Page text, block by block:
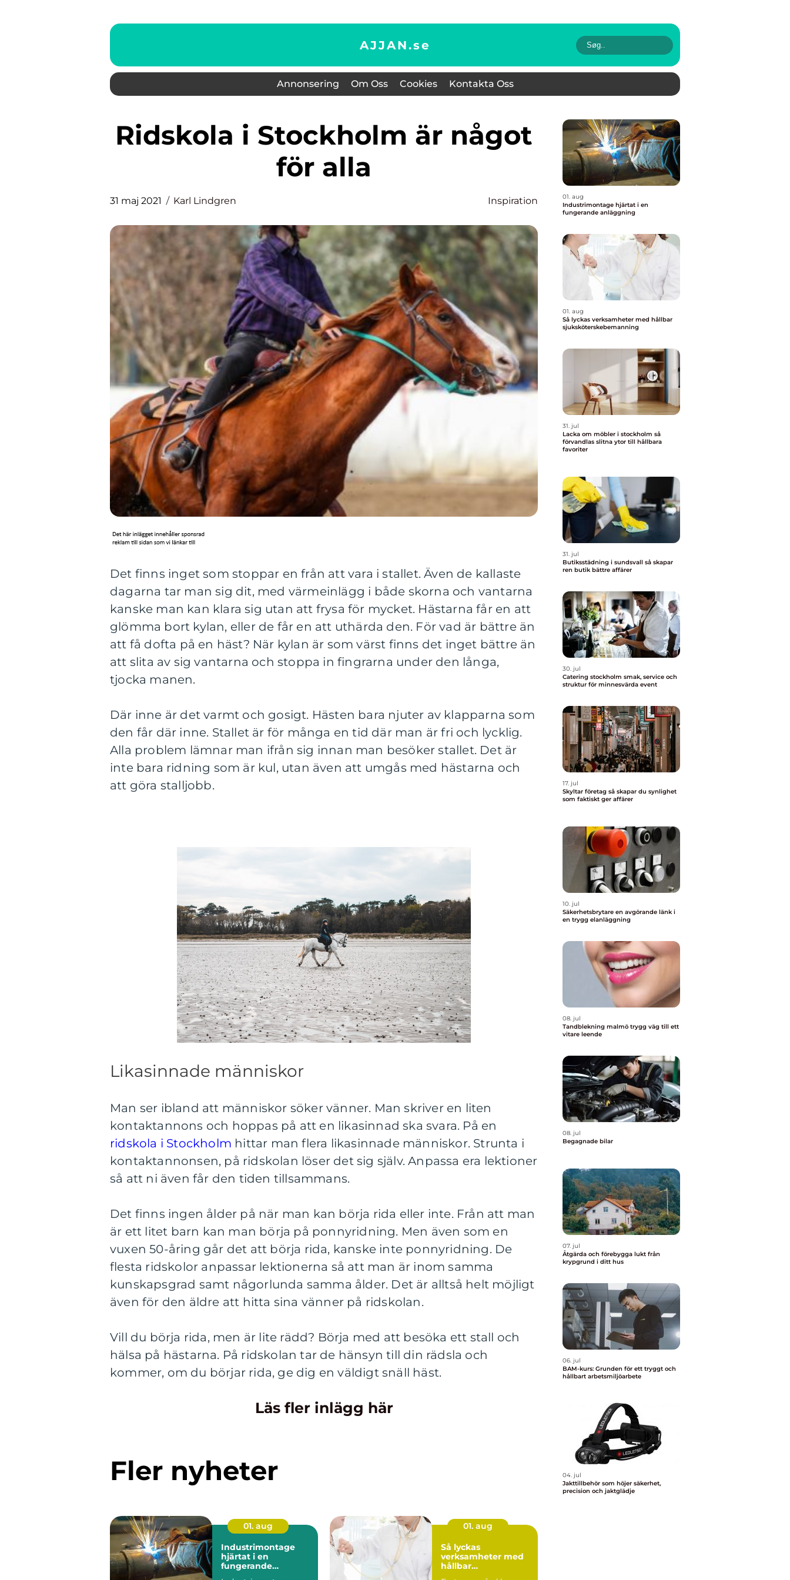
AJJAN.se
Annonsering Om Oss Cookies Kontakta Oss
Ridskola i Stockholm är något
för alla
31 maj 2021 Karl Lindgren Inspiration
Det finns inget som stoppar en från att vara i stallet. Även de kallaste
dagarna tar man sig dit, med värmeinlägg i både skorna och vantarna
kanske man kan klara sig utan att frysa för mycket. Hästarna får en att
glömma bort kylan, eller de får en att uthärda den. För vad är bättre än
att få dofta på en häst? När kylan är som värst finns det inget bättre än
att slita av sig vantarna och stoppa in fingrarna under den långa,
tjocka manen.
Där inne är det varmt och gosigt. Hästen bara njuter av klapparna som
den får där inne. Stallet är för många en tid där man är fri och lycklig.
Alla problem lämnar man ifrån sig innan man besöker stallet. Det är
inte bara ridning som är kul, utan även att umgås med hästarna och
att göra stalljobb.
Likasinnade människor
Man ser ibland att människor söker vänner. Man skriver en liten
kontaktannons och hoppas på att en likasinnad ska svara. På en
ridskola i Stockholm hittar man flera likasinnade människor. Strunta i
kontaktannonsen, på ridskolan löser det sig själv. Anpassa era lektioner
så att ni även får den tiden tillsammans.
Det finns ingen ålder på när man kan börja rida eller inte. Från att man
är ett litet barn kan man börja på ponnyridning. Men även som en
vuxen 50-åring går det att börja rida, kanske inte ponnyridning. De
flesta ridskolor anpassar lektionerna så att man är inom samma
kunskapsgrad samt någorlunda samma ålder. Det är alltså helt möjligt
även för den äldre att hitta sina vänner på ridskolan.
Vill du börja rida, men är lite rädd? Börja med att besöka ett stall och
hälsa på hästarna. På ridskolan tar de hänsyn till din rädsla och
kommer, om du börjar rida, ge dig en väldigt snäll häst.
Läs fler inlägg här
Fler nyheter
01. aug
Industrimontage
hjärtat i en
fungerande
01. aug
Så lyckas
verksamheter med
hållbar
01. aug
Industrimontage hjärtat i en
fungerande anläggning
01. aug
Så lyckas verksamheter med hållbar
sjuksköterskebemanning
31. jul
Lacka om möbler i stockholm så
förvandlas slitna ytor till hållbara
favoriter
31. jul
Butiksstädning i sundsvall så skapar
ren butik bättre affärer
30. jul
Catering stockholm smak, service och
struktur för minnesvärda event
17. jul
Skyltar företag så skapar du synlighet
som faktiskt ger affärer
10. jul
Säkerhetsbrytare en avgörande länk i
en trygg elanläggning
08. jul
Tandblekning malmö trygg väg till ett
vitare leende
08. jul
Begagnade bilar
07. jul
Åtgärda och förebygga lukt från
krypgrund i ditt hus
06. jul
BAM-kurs: Grunden för ett tryggt och
hållbart arbetsmiljöarbete
04. jul
Jakttillbehör som höjer säkerhet,
precision och jaktglädje